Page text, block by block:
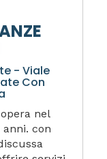
- Viale
Con
nel
con